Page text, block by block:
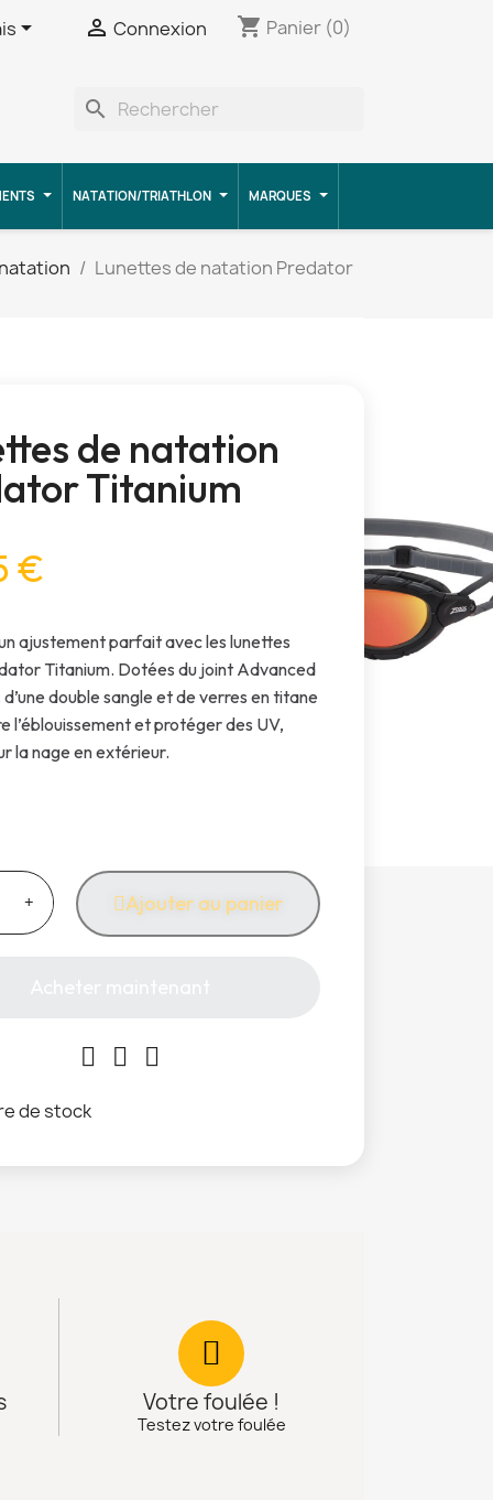
  Connexion shopping_cart Panier (0)
search
NATATION/TRIATHLON MARQUES
Lunettes de natation Predator
de natation
Titanium
€
ajustement parfait avec les lunettes
Titanium. Dotées du joint Advanced
double sangle et de verres en titane
l’éblouissement et protéger des UV,
la nage en extérieur.
Ajouter au panier
de stock
Votre foulée !
Testez votre foulée